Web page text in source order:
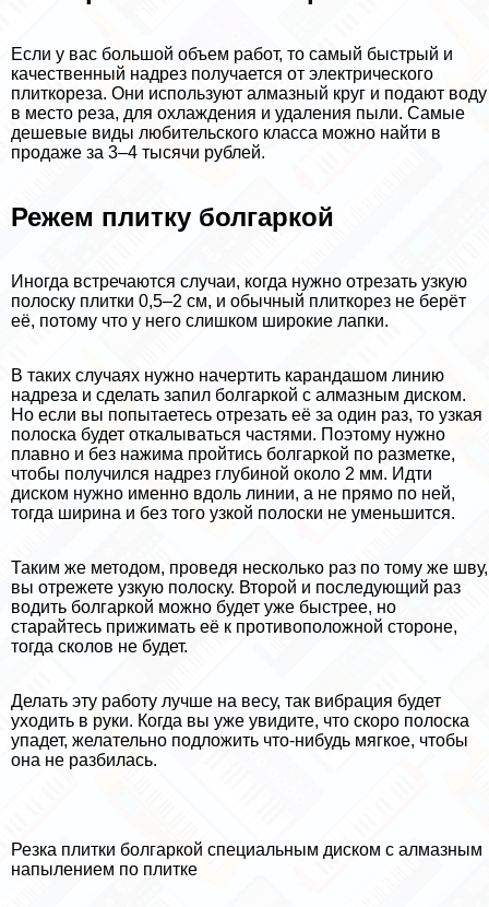
Если у вас большой объем работ, то самый быстрый и
качественный надрез получается от электрического
плиткореза. Они используют алмазный круг и подают воду
в место реза, для охлаждения и удаления пыли. Самые
дешевые виды любительского класса можно найти в
продаже за 3–4 тысячи рублей.
Режем плитку болгаркой
Иногда встречаются случаи, когда нужно отрезать узкую
полоску плитки 0,5–2 см, и обычный плиткорез не берёт
её, потому что у него слишком широкие лапки.
В таких случаях нужно начертить карандашом линию
надреза и сделать запил болгаркой с алмазным диском.
Но если вы попытаетесь отрезать её за один раз, то узкая
полоска будет откалываться частями. Поэтому нужно
плавно и без нажима пройтись болгаркой по разметке,
чтобы получился надрез глубиной около 2 мм. Идти
диском нужно именно вдоль линии, а не прямо по ней,
тогда ширина и без того узкой полоски не уменьшится.
Таким же методом, проведя несколько раз по тому же шву,
вы отрежете узкую полоску. Второй и последующий раз
водить болгаркой можно будет уже быстрее, но
старайтесь прижимать её к противоположной стороне,
тогда сколов не будет.
Делать эту работу лучше на весу, так вибрация будет
уходить в руки. Когда вы уже увидите, что скоро полоска
упадет, желательно подложить что-нибудь мягкое, чтобы
она не разбилась.
Резка плитки болгаркой специальным диском с алмазным
напылением по плитке